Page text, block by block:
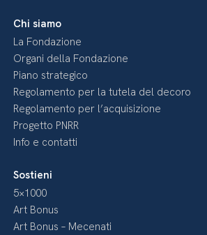
Chi siamo
La Fondazione
Organi della Fondazione
Piano strategico
Regolamento per la tutela del decoro
Regolamento per l’acquisizione
Progetto PNRR
Info e contatti
Sostieni
5×1000
Art Bonus
Art Bonus – Mecenati